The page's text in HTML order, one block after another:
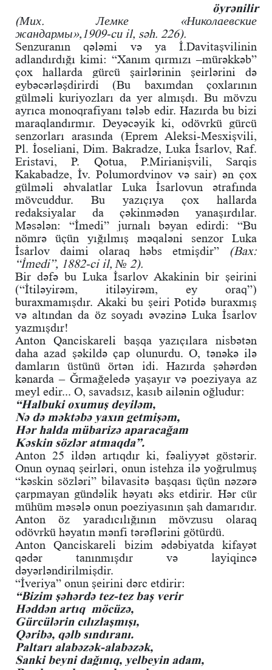
öyrənilir
(Мих. Лемке «Николаевские
жандармы»,1909-cu il, səh. 226).
Senzuranın qələmi və ya İ.Davitaşvilinin
adlandırdığı kimi: “Xanım qırmızı –mürəkkəb”
çox hallarda gürcü şairlərinin şeirlərini də
eybəcərləşdirirdi (Bu baxımdan çoxlarının
gülməli kuriyozları da yer almışdı. Bu mövzu
ayrıca monoqrafiyanı tələb edir. Hazırda bu bizi
maraqlandırmır. Deyəcəyik ki, odövrkü gürcü
senzorları arasında (Eprem Aleksi-Mesxişvili,
Pl. İoseliani, Dim. Bakradze, Luka İsarlov, Raf.
Eristavi, P. Qotua, P.Mirianişvili, Sarqis
Kakabadze, İv. Polumordvinov və sair) ən çox
gülməli əhvalatlar Luka İsarlovun ətrafında
mövcuddur. Bu yazıçıya çox hallarda
redaksiyalar da çəkinmədən yanaşırdılar.
Məsələn: “İmedi” jurnalı bəyan edirdi: “Bu
nömrə üçün yığılmış məqaləni senzor Luka
İsarlov daimi olaraq həbs etmişdir” (Bax:
“İmedi”, 1882-ci il, № 2).
Bir dəfə bu Luka İsarlov Akakinin bir şeirini
(“İtiləyirəm, itiləyirəm, ey oraq”)
buraxmamışdır. Akaki bu şeiri Potidə buraxmış
və altından da öz soyadı əvəzinə Luka İsarlov
yazmışdır!
Anton Qanciskareli başqa yazıçılara nisbətən
daha azad şəkildə çap olunurdu. O, tənəkə ilə
damların üstünü örtən idi. Hazırda şəhərdən
kənarda – Ğrmağeledə yaşayır və poeziyaya az
meyl edir... O, savadsız, kasıb ailənin oğludur:
“Halbuki oxumuş deyiləm,
Nə də məktəbə yaxın getmişəm,
Hər halda mübarizə aparacağam
Kəskin sözlər atmaqda”.
Anton 25 ildən artıqdır ki, fəaliyyət göstərir.
Onun oynaq şeirləri, onun istehza ilə yoğrulmuş
“kəskin sözləri” bilavasitə başqası üçün nəzərə
çarpmayan gündəlik həyatı əks etdirir. Hər cür
mühüm məsələ onun poeziyasının şah damarıdır.
Anton öz yaradıcılığının mövzusu olaraq
odövrkü həyatın mənfi tərəflərini götürdü.
Anton Qanciskareli bizim ədəbiyatda kifayət
qədər tanınmışdır və layiqincə
dəyərləndirilmişdir.
“İveriya” onun şeirini dərc etdirir:
“Bizim şəhərdə tez-tez baş verir
Həddən artıq möcüzə,
Gürcülərin cılızlaşmışı,
Qəribə, qəlb sındıranı.
Paltarı alabəzək-alabəzək,
Sanki beyni dağınıq, yelbeyin adam,